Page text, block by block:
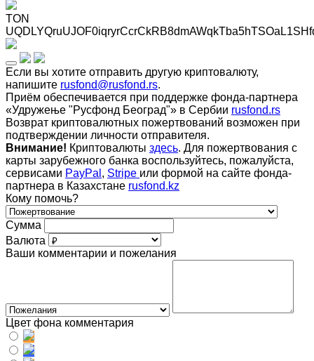
TON
Если вы хотите отправить другую криптовалюту,
напишите rusfond@rusfond.rs.
Приём обеспечивается при поддержке фонда-партнера
«Удружење "Русфонд Београд"» в Сербии rusfond.rs
Возврат криптовалютных пожертвований возможен при
подтверждении личности отправителя.
Внимание! Криптовалюты здесь. Для пожертвования с
карты зарубежного банка воспользуйтесь, пожалуйста,
сервисами PayPal , Stripe или формой на сайте фонда-
партнера в Казахстане rusfond.kz
Кому помочь?
Сумма
Валюта
Ваши комментарии и пожелания
Цвет фона комментария